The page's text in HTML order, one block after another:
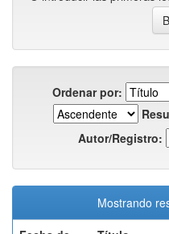
Ordenar por:
Autor/Registro:
Mostrando